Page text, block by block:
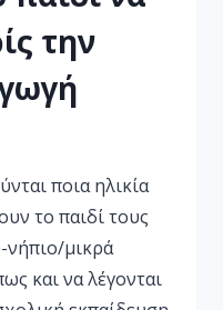
την
ποια ηλικία
το παιδί τους
νήπιο/μικρά
και να λέγονται